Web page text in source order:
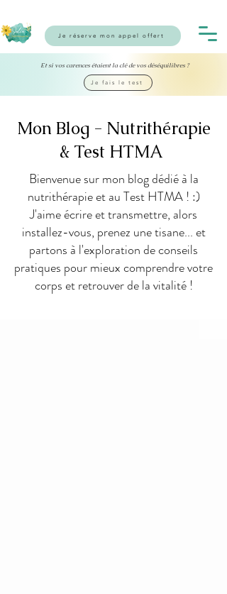
Je réserve mon appel offert
Et si vos carences étaient la clé de vos déséquilibres ?
Je fais le test
Mon Blog - Nutrithérapie
& Test HTMA
Bienvenue sur mon blog dédié à la
nutrithérapie et au Test HTMA ! :)
J'aime écrire et transmettre, alors
installez-vous, prenez une tisane... et
partons à l'exploration de conseils
pratiques pour mieux comprendre votre
corps et retrouver de la vitalité !